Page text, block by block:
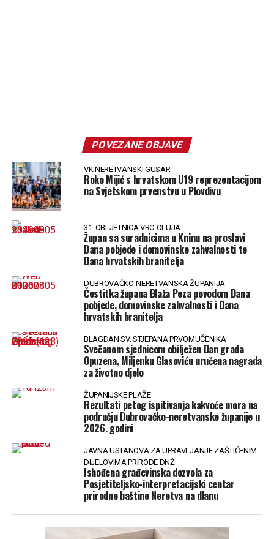
POVEZANE OBJAVE
VK NERETVANSKI GUSAR
Roko Mijić s hrvatskom U19 reprezentacijom
na Svjetskom prvenstvu u Plovdivu
31. OBLJETNICA VRO OLUJA
Župan sa suradnicima u Kninu na proslavi
Dana pobjede i domovinske zahvalnosti te
Dana hrvatskih branitelja
DUBROVAČKO-NERETVANSKA ŽUPANIJA
Čestitka župana Blaža Peza povodom Dana
pobjede, domovinske zahvalnosti i Dana
hrvatskih branitelja
BLAGDAN SV. STJEPANA PRVOMUČENIKA
Svečanom sjednicom obilježen Dan grada
Opuzena, Miljenku Glasoviću uručena nagrada
za životno djelo
ŽUPANIJSKE PLAŽE
Rezultati petog ispitivanja kakvoće mora na
području Dubrovačko-neretvanske županije u
2026. godini
JAVNA USTANOVA ZA UPRAVLJANJE ZAŠTIĆENIM
DIJELOVIMA PRIRODE DNŽ
Ishođena građevinska dozvola za
Posjetiteljsko-interpretacijski centar
prirodne baštine Neretva na dlanu